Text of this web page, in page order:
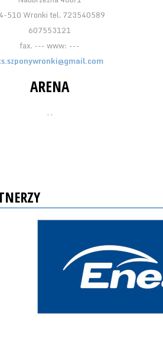
510 Wronki tel. 723540589
607553121
fax. --- www: ---
ARENA
, ,